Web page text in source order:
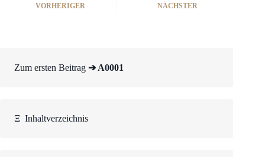
VORHERIGER NÄCHSTER
Zum ersten Beitrag ➔ A0001
Ξ Inhaltverzeichnis